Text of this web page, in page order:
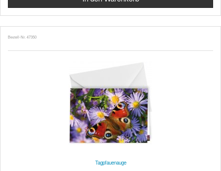
Bestell-Nr. 47350
Tagpfauenauge